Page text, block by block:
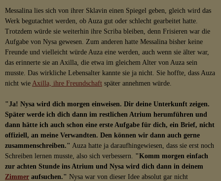
Messalina lies sich von ihrer Sklavin einen Spiegel geben, gleich wird das
Werk begutachtet werden, ob Auza gut oder schlecht gearbeitet hatte.
Trotzdem würde sie weiterhin ihre Scriba bleiben, denn Frisieren war die
Aufgabe von Nysa gewesen. Zum anderen hatte Messalina bisher keine
Freunde und vielleicht würde Auza eine werden, auch wenn sie älter war,
das erinnerte sie an Axilla, die etwa im gleichem Alter von Auza sein
musste. Das wirkliche Lebensalter kannte sie ja nicht. Sie hoffte, dass Auza
nicht wie Axilla, ihre Freundschaft später annehmen würde.
"Ja! Nysa wird dich morgen einweisen. Dir deine Unterkunft zeigen.
Später werde ich dich dann im restlichen Atrium herumführen und
dann hätte ich auch schon eine erste Aufgabe für dich, ein Brief, nicht
offiziell, an meine Verwandten. Den können wir dann auch gerne
zusammenschreiben." Auza hatte ja daraufhingewiesen, dass sie erst noch
Schreiben lernen musste, also sich verbessern. "Komm morgen einfach
zur achten Stunde ins Atrium und Nysa wird dich dann in deinem
Zimmer aufsuchen." Nysa war von dieser Idee absolut gar nicht